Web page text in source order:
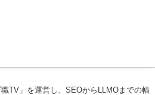
TV」を運営し、SEOからLLMOまでの幅